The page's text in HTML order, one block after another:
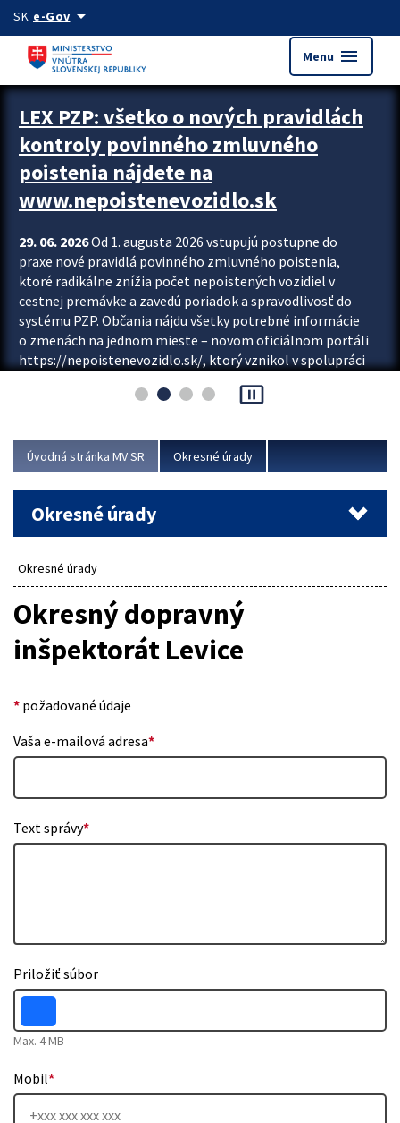
Preskocit na hlavný obsah
SK e-Govarrow_drop_down
Menu menu
Zastavit automatický posun upútavok
LEX PZP: všetko o nových pravidlách
kontroly povinného zmluvného
poistenia nájdete na
www.nepoistenevozidlo.sk
29. 06. 2026Od 1. augusta 2026 vstupujú postupne do
praxe nové pravidlá povinného zmluvného poistenia,
ktoré radikálne znížia počet nepoistených vozidiel v
cestnej premávke a zavedú poriadok a spravodlivosť do
systému PZP. Občania nájdu všetky potrebné informácie
o zmenách na jednom mieste – novom oficiálnom portáli
https://nepoistenevozidlo.sk/, ktorý vznikol v spolupráci
asociácie poisťovní (SLASPO) a Ministerstva vnútra SR.
Viac
pause_presentation
Úvodná stránka MV SR Okresné úrady
Okresné úrady
Okresné úrady
Okresný dopravný
inšpektorát Levice
* požadované údaje
Vaša e-mailová adresa*
Text správy*
Priložiť súbor
Max. 4 MB
Mobil*